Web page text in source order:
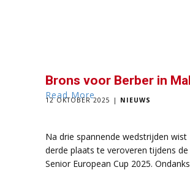
Read More
Brons voor Berber in
12 OKTOBER 2025 NIEUWS
Na drie spannende wedstrijden wist
derde plaats te veroveren tijdens
Senior European Cup 2025.